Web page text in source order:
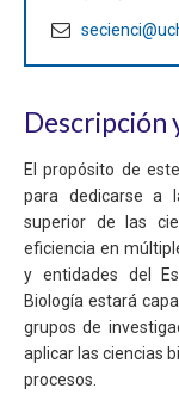
Descripción
El propósito de
para dedicarse a
superior de las
eficiencia en
y entidades del
Biología estará
grupos de
aplicar las ciencias
procesos.